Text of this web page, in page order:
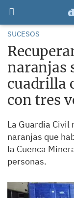
SUCESOS
naranjas
cuadrilla
con tres
La Guardia Civil
naranjas que
la Cuenca
personas.